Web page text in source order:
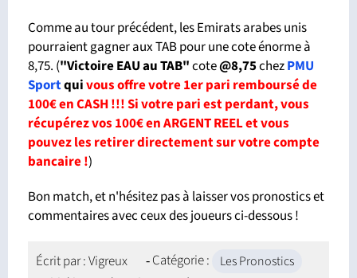
Comme au tour précédent, les Emirats arabes unis
pourraient gagner aux TAB pour une cote énorme à
8,75. ("Victoire EAU au TAB"cote@8,75chezPMU
Sportquivous offre votre 1er pari remboursé de
100€ en CASH !!! Si votre pari est perdant, vous
récupérez vos 100€ en ARGENT REEL et vous
pouvez les retirer directement sur votre compte
bancaire !)
Bon match, et n'hésitez pas à laisser vos pronostics et
commentaires avec ceux des joueurs ci-dessous !
Écrit par :Vigreux Catégorie : Les Pronostics